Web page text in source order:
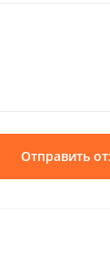
Отправить